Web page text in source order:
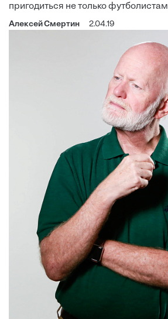
пригодиться не только футболистам
Алексей Смертин 2.04.19